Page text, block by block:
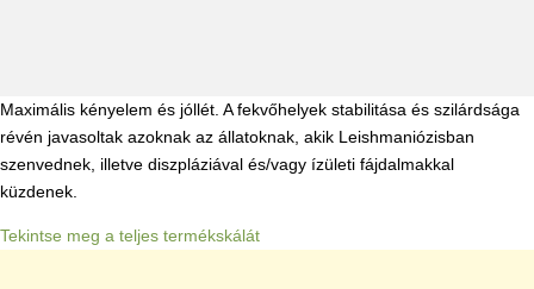
Maximális kényelem és jóllét. A fekvőhelyek stabilitása és szilárdsága
révén javasoltak azoknak az állatoknak, akik Leishmaniózisban
szenvednek, illetve diszpláziával és/vagy ízületi fájdalmakkal
küzdenek.
Tekintse meg a teljes termékskálát